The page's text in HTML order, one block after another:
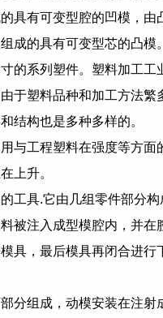
具有可变型腔的凹模，
成的具有可变型芯的凸
的系列塑件。塑料加工工
于塑料品种和加工方法繁
结构也是多种多样的。
与工程塑料在强度等方
上升。
工具.它由几组零件部分
被注入成型模腔内，并
具，最后模具再闭合进
分组成，动模安装在注